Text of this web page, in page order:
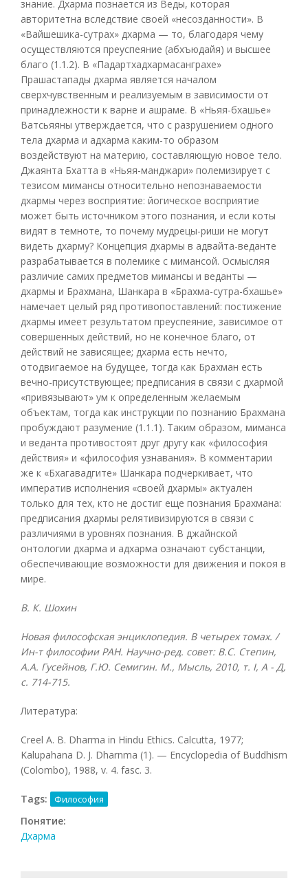
знание. Дхарма познается из Веды, которая
авторитетна вследствие своей «несозданности». В
«Вайшешика-сутрах» дхарма — то, благодаря чему
осуществляются преуспеяние (абхъюдайя) и высшее
благо (1.1.2). В «Падартхадхармасанграхе»
Прашастапады дхарма является началом
сверхчувственным и реализуемым в зависимости от
принадлежности к варне и ашраме. В «Ньяя-бхашье»
Ватсьяяны утверждается, что с разрушением одного
тела дхарма и адхарма каким-то образом
воздействуют на материю, составляющую новое тело.
Джаянта Бхатта в «Ньяя-манджари» полемизирует с
тезисом мимансы относительно непознаваемости
дхармы через восприятие: йогическое восприятие
может быть источником этого познания, и если коты
видят в темноте, то почему мудрецы-риши не могут
видеть дхарму? Концепция дхармы в адвайта-веданте
разрабатывается в полемике с мимансой. Осмысляя
различие самих предметов мимансы и веданты —
дхармы и Брахмана, Шанкара в «Брахма-сутра-бхашье»
намечает целый ряд противопоставлений: постижение
дхармы имеет результатом преуспеяние, зависимое от
совершенных действий, но не конечное благо, от
действий не зависящее; дхарма есть нечто,
отодвигаемое на будущее, тогда как Брахман есть
вечно-присутствующее; предписания в связи с дхармой
«привязывают» ум к определенным желаемым
объектам, тогда как инструкции по познанию Брахмана
пробуждают разумение (1.1.1). Таким образом, миманса
и веданта противостоят друг другу как «философия
действия» и «философия узнавания». В комментарии
же к «Бхагавадгите» Шанкара подчеркивает, что
императив исполнения «своей дхармы» актуален
только для тех, кто не достиг еще познания Брахмана:
предписания дхармы релятивизируются в связи с
различиями в уровнях познания. В джайнской
онтологии дхарма и адхарма означают субстанции,
обеспечивающие возможности для движения и покоя в
мире.
В. К. Шохин
Новая философская энциклопедия. В четырех томах. /
Ин-т философии РАН. Научно-ред. совет: В.С. Степин,
А.А. Гусейнов, Г.Ю. Семигин. М., Мысль, 2010, т. I, А - Д,
с. 714-715.
Литература:
Creel А. В. Dharma in Hindu Ethics. Calcutta, 1977;
Kalupahana D. J. Dharnma (1). — Encyclopedia of Buddhism
(Colombo), 1988, v. 4. fasc. 3.
Tags: Философия
Понятие:
Дхарма